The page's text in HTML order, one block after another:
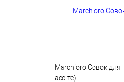
Marchioro Совок для
асс-те)